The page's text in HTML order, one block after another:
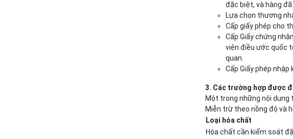
đặc biệt, và hàng đã
Lựa chọn thương
Cấp giấy phép cho
Cấp Giấy chứng
viên điều ước quốc
quan.
Cấp Giấy phép
3. Các trường hợp được
Một trong những nội dung
Miễn trừ theo nồng độ và
Loại hóa chất
Hóa chất cần kiểm soát